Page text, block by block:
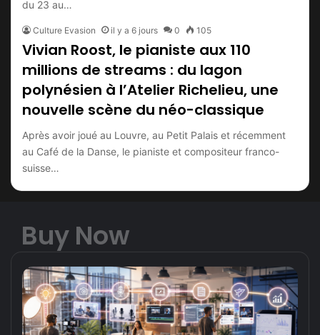
du 23 au…
Culture Evasion il y a 6 jours 0 105
Vivian Roost, le pianiste aux 110
millions de streams : du lagon
polynésien à l’Atelier Richelieu, une
nouvelle scène du néo-classique
Après avoir joué au Louvre, au Petit Palais et récemment
au Café de la Danse, le pianiste et compositeur franco-
suisse…
Buy Now